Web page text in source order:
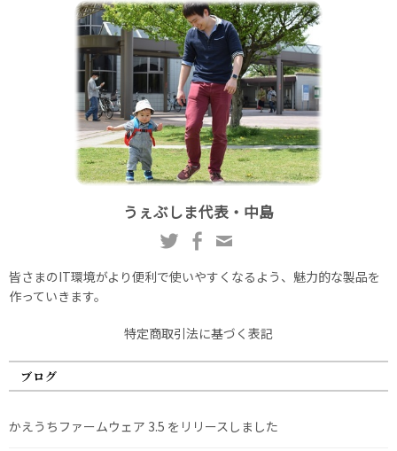
うぇぶしま代表・中島
皆さまのIT環境がより便利で使いやすくなるよう、魅力的な製品を
作っていきます。
特定商取引法に基づく表記
ブログ
かえうちファームウェア 3.5 をリリースしました